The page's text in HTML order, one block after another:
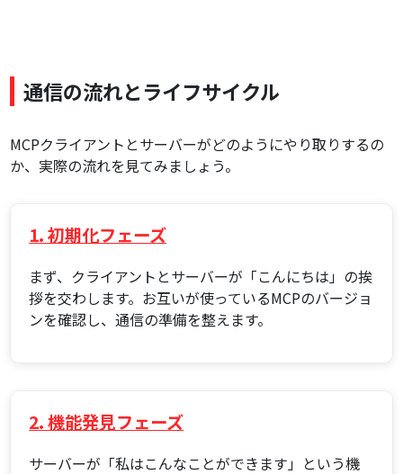
通信の流れとライフサイクル
MCPクライアントとサーバーがどのようにやり取りするの
か、実際の流れを見てみましょう。
1. 初期化フェーズ
まず、クライアントとサーバーが「こんにちは」の挨
拶を交わします。お互いが使っているMCPのバージョ
ンを確認し、通信の準備を整えます。
2. 機能発見フェーズ
サーバーが「私はこんなことができます」という機